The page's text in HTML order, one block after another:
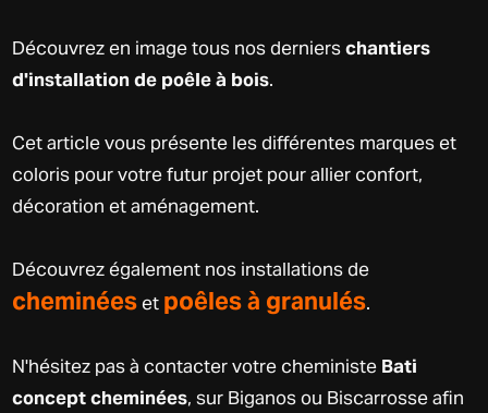
Découvrez en image tous nos dernierschantiers
d'installation de poêle à bois.
Cet article vous présente les différentes marques et
coloris pour votre futur projet pour allier confort,
décoration et aménagement.
Découvrez également nos installations de
cheminées et poêles à granulés.
N'hésitez pas à contacter votre cheministe Bati
concept cheminées, sur Biganos ou Biscarrosse afin